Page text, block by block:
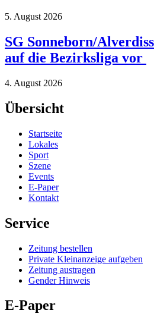
5. August 2026
SG Sonneborn/
auf die Bezirksliga vor
4. August 2026
Übersicht
Startseite
Lokales
Sport
Szene
Events
E-Paper
Kontakt
Service
Zeitung bestellen
Private Kleinanzeige aufgeben
Zeitung austragen
Gender Hinweis
E-Paper